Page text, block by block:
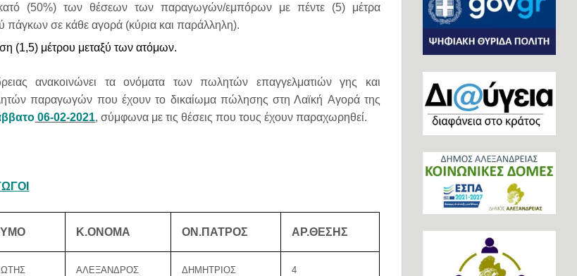
(50%) των θέσεων των παραγωγών/εμπόρων με πέντε (5) μέτρα
πάγκων σε κάθε αγορά (κύρια και παράλληλη).
(1,5) μέτρου μεταξύ των ατόμων.
ανακοινώνει τα ονόματα τωνπωλητών επαγγελματιών γης και
παραγωγών που έχουν το δικαίωμα πώλησης στη Λαϊκή Αγορά της
06-02-2021, σύμφωνα με τις θέσεις που τους έχουν παραχωρηθεί.
Κ.ΟΝΟΜΑ ΟΝ.ΠΑΤΡΟΣ ΑΡ.ΘΕΣΗΣ
ΑΛΕΞΑΝΔΡΟΣ ΔΗΜΗΤΡΙΟΣ 4